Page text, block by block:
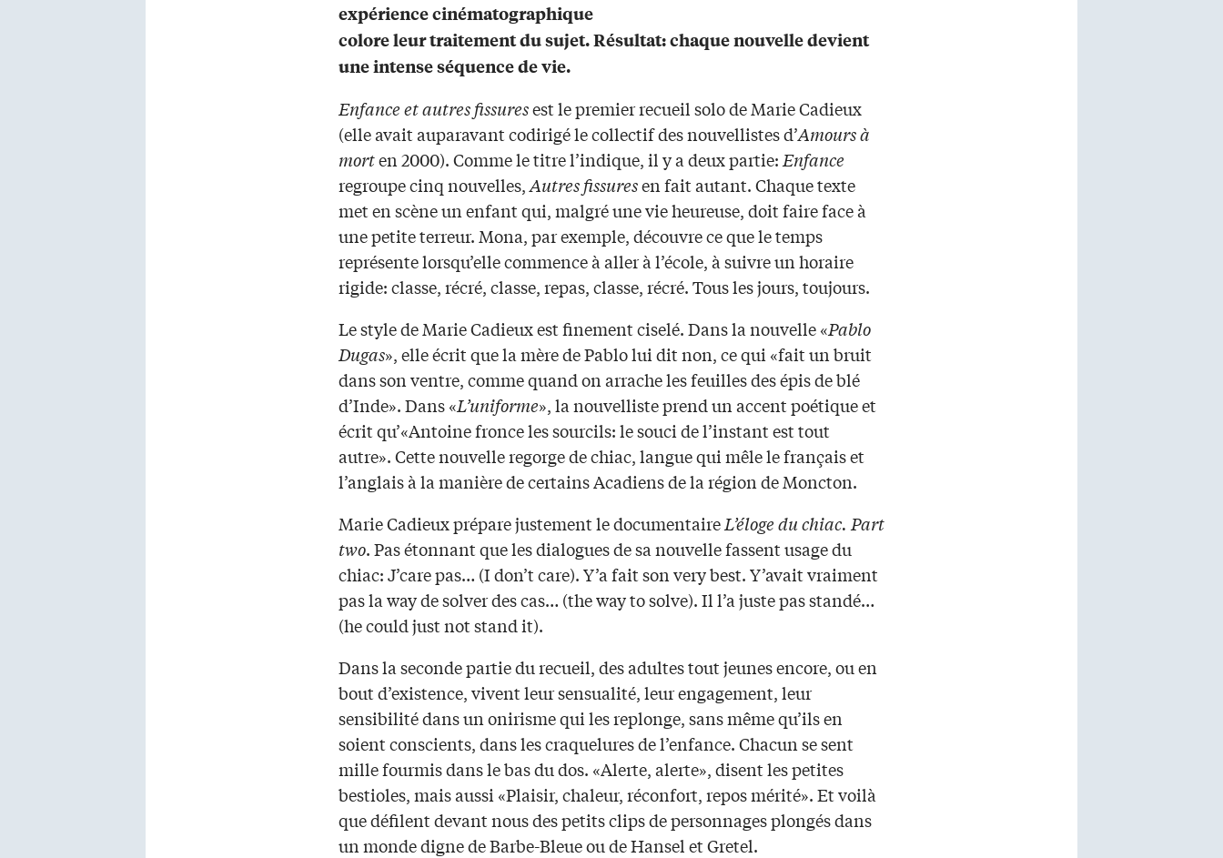
expérience cinématographique
colore leur traitement du sujet. Résultat: chaque nouvelle devient
une intense séquence de vie.
Enfance et autres fissuresest le premier recueil solo de Marie Cadieux
(elle avait auparavant codirigé le collectif des nouvellistes d’Amours à
morten 2000). Comme le titre l’indique, il y a deux partie: Enfance
regroupe cinq nouvelles,Autres fissuresen fait autant. Chaque texte
met en scène un enfant qui, malgré une vie heureuse, doit faire face à
une petite terreur. Mona, par exemple, découvre ce que le temps
représente lorsqu’elle commence à aller à l’école, à suivre un horaire
rigide: classe, récré, classe, repas, classe, récré. Tous les jours, toujours.
Le style de Marie Cadieux est finement ciselé. Dans la nouvelle «Pablo
Dugas», elle écrit que la mère de Pablo lui dit non, ce qui «fait un bruit
dans son ventre, comme quand on arrache les feuilles des épis de blé
d’Inde». Dans «L’uniforme», la nouvelliste prend un accent poétique et
écrit qu’«Antoine fronce les sourcils: le souci de l’instant est tout
autre». Cette nouvelle regorge de chiac, langue qui mêle le français et
l’anglais à la manière de certains Acadiens de la région de Moncton.
Marie Cadieux prépare justement le documentaireL’éloge du chiac. Part
two. Pas étonnant que les dialogues de sa nouvelle fassent usage du
chiac: J’care pas… (I don’t care). Y’a fait son very best. Y’avait vraiment
pas la way de solver des cas… (the way to solve). Il l’a juste pas standé…
(he could just not stand it).
Dans la seconde partie du recueil, des adultes tout jeunes encore, ou en
bout d’existence, vivent leur sensualité, leur engagement, leur
sensibilité dans un onirisme qui les replonge, sans même qu’ils en
soient conscients, dans les craquelures de l’enfance. Chacun se sent
mille fourmis dans le bas du dos. «Alerte, alerte», disent les petites
bestioles, mais aussi «Plaisir, chaleur, réconfort, repos mérité». Et voilà
que défilent devant nous des petits clips de personnages plongés dans
un monde digne de Barbe-Bleue ou de Hansel et Gretel.